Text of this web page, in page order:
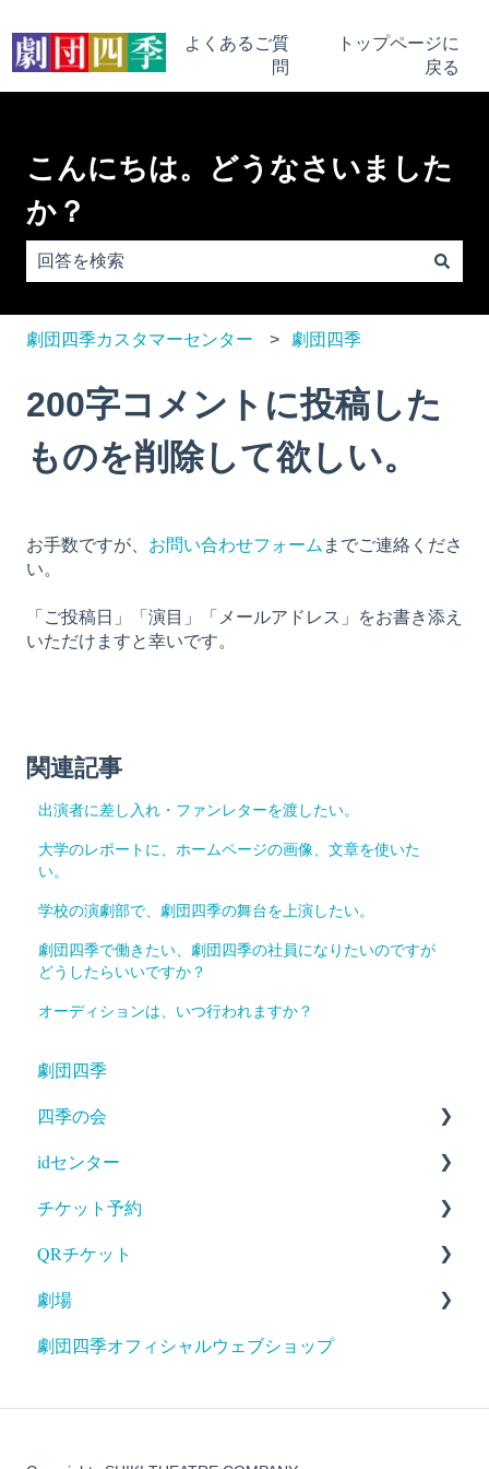
よくあるご質
問
トップページに
戻る
こんにちは。どうなさいました
か？
劇団四季カスタマーセンター 劇団四季
200字コメントに投稿した
ものを削除して欲しい。
お手数ですが、 お問い合わせフォーム までご連絡くださ
い。
「ご投稿日」「演目」「メールアドレス」をお書き添え
いただけますと幸いです。
関連記事
出演者に差し入れ・ファンレターを渡したい。
大学のレポートに、ホームページの画像、文章を使いた
い。
学校の演劇部で、劇団四季の舞台を上演したい。
劇団四季で働きたい、劇団四季の社員になりたいのですが
どうしたらいいですか？
オーディションは、いつ行われますか？
劇団四季
四季の会
入会
登録情報変更・確認
退会
idセンター
新規登録
登録情報変更・確認
登録解除
チケット予約
料金・キャンセル
予約方法・確認
支払・受取
QRチケット
発行・印刷(ホームプリント)
出品
劇場
アクセス
劇団四季オフィシャルウェブショップ